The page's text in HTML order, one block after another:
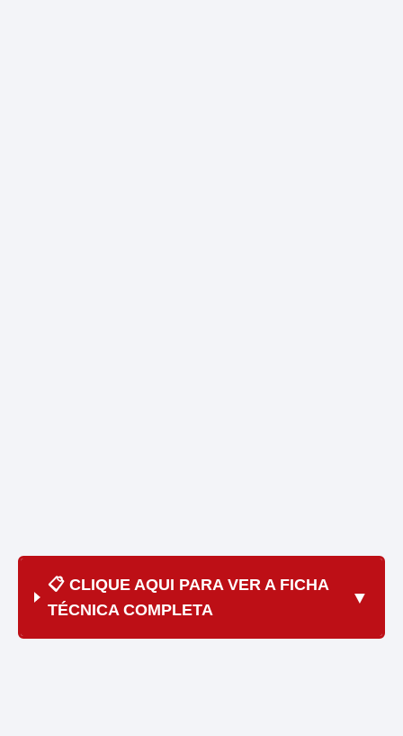
📋 CLIQUE AQUI PARA VER A FICHA
TÉCNICA COMPLETA
▼